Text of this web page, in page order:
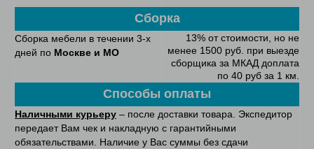
Сборка
Сборка мебели в течении 3-х
дней по Москве и МО
13% от стоимости, но не
менее 1500 руб. при выезде
сборщика за МКАД доплата
по 40 руб за 1 км.
Способы оплаты
Наличными курьеру – после доставки товара. Экспедитор
передает Вам чек и накладную с гарантийными
обязательствами. Наличие у Вас суммы без сдачи